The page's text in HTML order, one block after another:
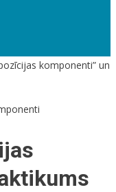
komponenti” un